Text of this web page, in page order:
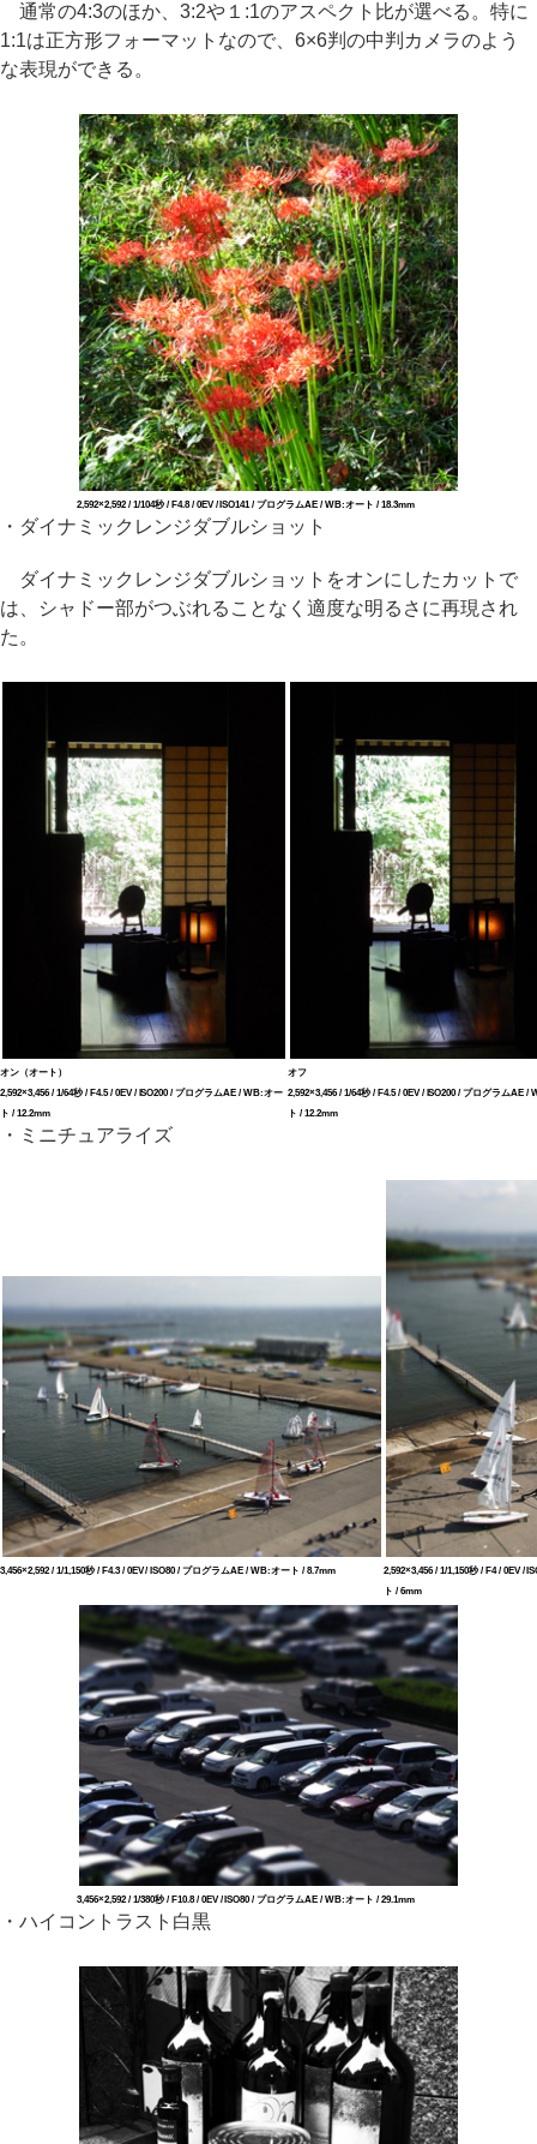
通常の4:3のほか、3:2や１:1のアスペクト比が選べる。特に
1:1は正方形フォーマットなので、6×6判の中判カメラのよう
な表現ができる。
2,592×2,592 / 1/104秒 / F4.8 / 0EV / ISO141 / プログラムAE / WB:オート / 18.3mm
・ダイナミックレンジダブルショット
ダイナミックレンジダブルショットをオンにしたカットで
は、シャドー部がつぶれることなく適度な明るさに再現され
た。
オン（オート）
2,592×3,456 / 1/64秒 / F4.5 / 0EV / ISO200 / プログラムAE / WB:オー
ト / 12.2mm
オフ
2,592×3,456 / 1/64秒 / F4.5 / 0EV / ISO200 / プログラムAE /
ト / 12.2mm
・ミニチュアライズ
3,456×2,592 / 1/1,150秒 / F4.3 / 0EV / ISO80 / プログラムAE / WB:オート / 8.7mm
2,592×3,456 / 1/1,150秒 / F4 / 0EV /
ト / 6mm
3,456×2,592 / 1/380秒 / F10.8 / 0EV / ISO80 / プログラムAE / WB:オート / 29.1mm
・ハイコントラスト白黒